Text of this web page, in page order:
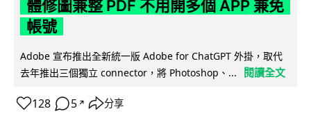
體修圖兼整 PDF 不用開多個 APP 兼免
帳號
Adobe 宣布推出全新統一版 Adobe for ChatGPT 外掛，取代
去年推出三個獨立 connector，將 Photoshop、...
閱讀全文
128 5 ↗ 分享